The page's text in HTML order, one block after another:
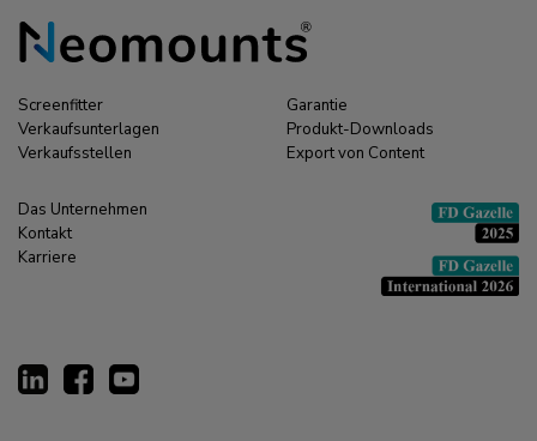
Screenfitter
Verkaufsunterlagen
Verkaufsstellen
Garantie
Produkt-Downloads
Export von Content
Das Unternehmen
Kontakt
Karriere